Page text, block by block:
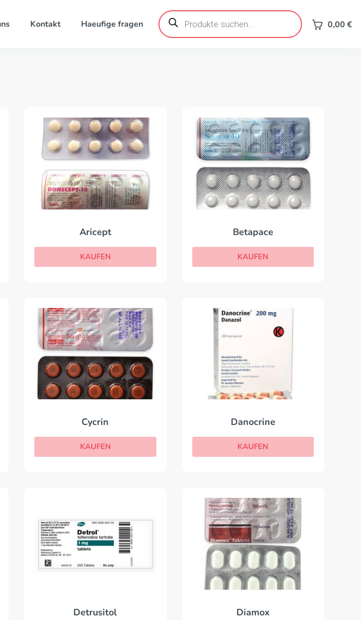
Kontakt Haeufige fragen
Products
search 0,00 €
Aricept
KAUFEN
Betapace
KAUFEN
Cycrin
KAUFEN
Danocrine
KAUFEN
Detrusitol Diamox